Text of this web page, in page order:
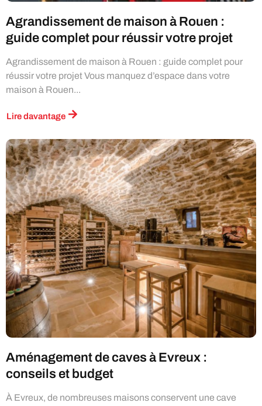
Agrandissement de maison à Rouen :
guide complet pour réussir votre projet
Agrandissement de maison à Rouen : guide complet pour
réussir votre projet Vous manquez d’espace dans votre
maison à Rouen...
Lire davantage
Aménagement de caves à Evreux :
conseils et budget
À Evreux, de nombreuses maisons conservent une cave